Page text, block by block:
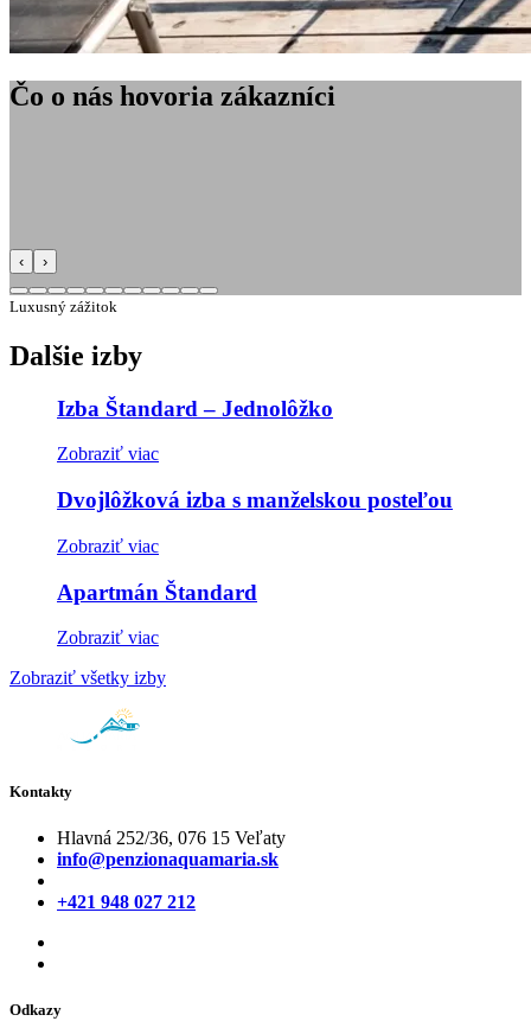
Čo o nás hovoria zákazníci
‹ ›
Luxusný zážitok
Dalšie izby
Izba Štandard – Jednolôžko
Zobraziť viac
Dvojlôžková izba s manželskou posteľou
Zobraziť viac
Apartmán Štandard
Zobraziť viac
Zobraziť všetky izby
Kontakty
Hlavná 252/36, 076 15 Veľaty
info@penzionaquamaria.sk
+421 948 027 212
Odkazy